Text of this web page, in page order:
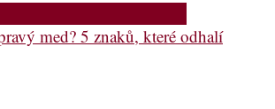
med? 5 znaků, které odhalí